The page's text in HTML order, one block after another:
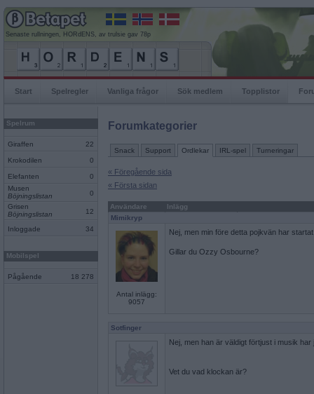
Senaste rullningen, HORdENS, av trulsie gav 78p
Start Spelregler Vanliga frågor Sök medlem Topplistor
Spelrum
Giraffen 22
Krokodilen 0
Elefanten
0
Musen
Böjningslistan
0
Grisen
Böjningslistan
12
Inloggade 34
Mobilspel
Pågående 18 278
Forumkategorier
Snack Support Ordlekar IRL-spel Turneringar
« Föregående sida
« Första sidan
Användare
Inlägg
Mimikryp
Antal inlägg:
9057
Nej, men min före detta pojkvän har
Gillar du Ozzy Osbourne?
Sotfinger
Nej, men han är väldigt förtjust i musik har
Vet du vad klockan är?